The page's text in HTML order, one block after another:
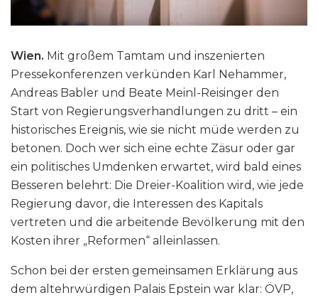
Wien. Mit großem Tamtam und inszenierten
Pressekonferenzen verkünden Karl Nehammer,
Andreas Babler und Beate Meinl-Reisinger den
Start von Regierungsverhandlungen zu dritt – ein
historisches Ereignis, wie sie nicht müde werden zu
betonen. Doch wer sich eine echte Zäsur oder gar
ein politisches Umdenken erwartet, wird bald eines
Besseren belehrt: Die Dreier-Koalition wird, wie jede
Regierung davor, die Interessen des Kapitals
vertreten und die arbeitende Bevölkerung mit den
Kosten ihrer „Reformen“ alleinlassen.
Schon bei der ersten gemeinsamen Erklärung aus
dem altehrwürdigen Palais Epstein war klar: ÖVP,